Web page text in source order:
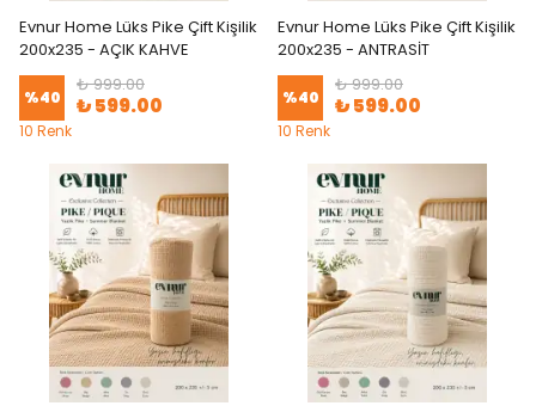
Evnur Home Lüks Pike Çift Kişilik
200x235 - AÇIK KAHVE
%40
₺ 999.00
₺ 599.00
10 Renk
Evnur Home Lüks Pike Çift Kişilik
200x235 - ANTRASİT
%40
₺ 999.00
₺ 599.00
10 Renk